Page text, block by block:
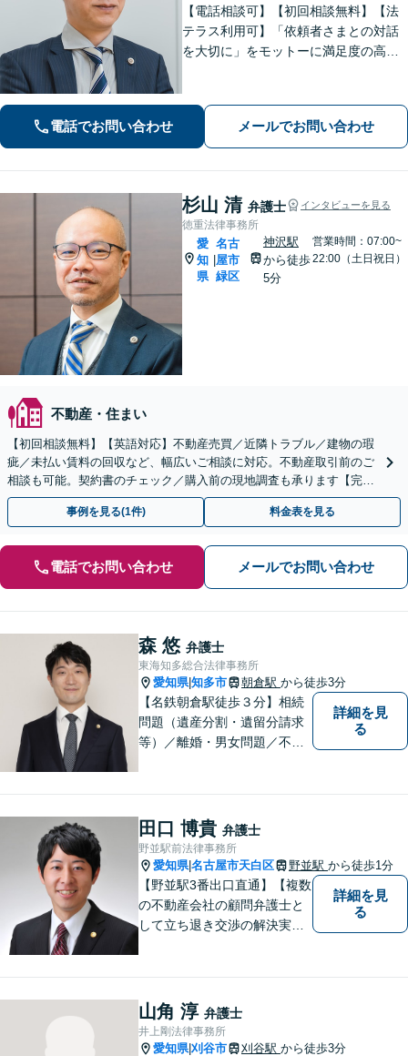
【電話相談可】【初回相談無料】【法
テラス利用可】「依頼者さまとの対話
を大切に」をモットーに満足度の高い
／労働問題／離婚／交通事故など幅広
く対応【夜間・休日面談可】【刈谷駅3
分】
電話でお問い合わせ メールでお問い合わせ
杉山 清 弁護士 インタビューを見る
徳重法律事務所
愛
知
県
名古
屋市
緑区
神沢駅
から徒歩
5分
営業時間：07:00~
22:00（土日祝日）
不動産・住まい
【初回相談無料】【英語対応】不動産売買／近隣トラブル／建物の瑕
疵／未払い賃料の回収など、幅広いご相談に対応。不動産取引前のご
相談も可能。契約書のチェック／購入前の現地調査も承ります【完全
個室】【夜間・休日面談】【徳重駅／神沢駅5分】
事例を見る(1件) 料金表を見る
電話でお問い合わせ メールでお問い合わせ
森 悠 弁護士
東海知多総合法律事務所
愛知県|知多市 朝倉駅 から徒歩3分
【名鉄朝倉駅徒歩３分】相続
問題（遺産分割・遺留分請求
等）／離婚・男女問題／不動
多数。
詳細を見
る
田口 博貴 弁護士
野並駅前法律事務所
愛知県|名古屋市天白区 野並駅 から徒歩1分
【野並駅3番出口直通】【複数
の不動産会社の顧問弁護士と
して立ち退き交渉の解決実績
被害者側に限る）、離婚、企
業及び個人事業主の顧問に関
する相談は初回相談無料で
詳細を見
る
山角 淳 弁護士
井上剛法律事務所
愛知県|刈谷市 刈谷駅 から徒歩3分